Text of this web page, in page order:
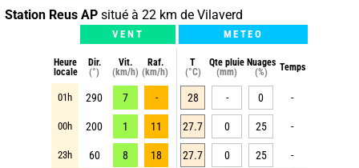
Station Reus AP situé à 22 km de Vilaverd
VENT METEO
Heure
locale
Dir.
(°)
Vit.
(km/h)
Raf.
(km/h)
T
(°C)
Qte pluie
(mm)
Nuages
(%)
Temps
01h 290 7 - 28 - 0 -
00h 200 1 11 27.7 0 25 -
23h 60 8 18 27.7 0 25 -